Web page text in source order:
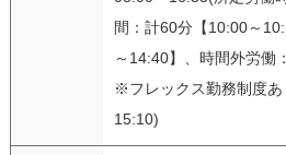
間：計60分【10:00～
～14:40】、時間外労働
※フレックス勤務制度あ
15:10)